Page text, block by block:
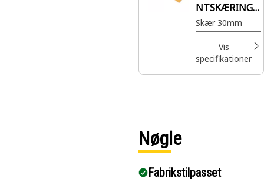
NTSKÆRINGe
kant
Skær 30mm
Vis
specifikationer
Nøgle
Fabrikstilpasset